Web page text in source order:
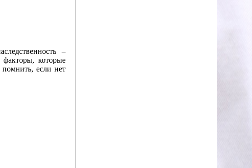
–
которые
если нет